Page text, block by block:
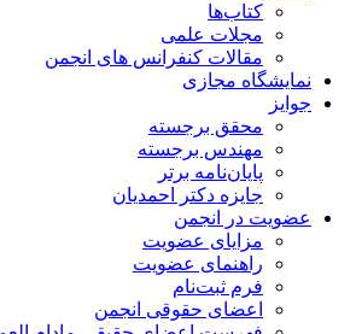
کتاب‌ها
مجلات علمی
مقالات کنفرانس های انجمن
نمایشگاه مجازی
جوایز
محقق برجسته
مهندس برجسته
پایان‌نامه برتر
جایزه دکتر احمدیان
عضویت در انجمن
مزایای عضویت
راهنمای عضویت
فرم ثبت‌نام
اعضای حقوقی انجمن